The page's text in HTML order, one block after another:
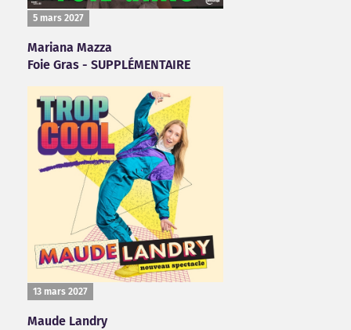
5 mars 2027
Mariana Mazza
Foie Gras - SUPPLÉMENTAIRE
13 mars 2027
Maude Landry